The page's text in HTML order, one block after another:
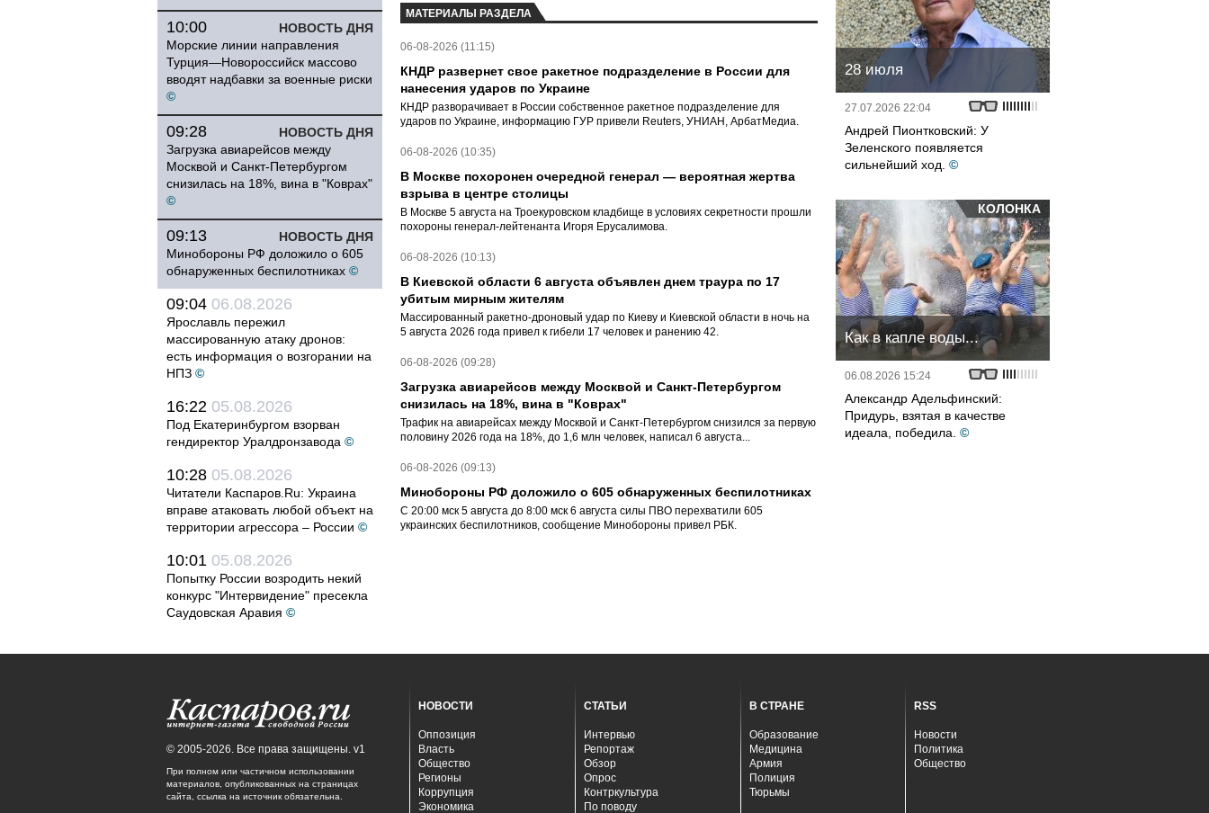
НОВОСТЬ ДНЯ
10:00
Морские линии направления
Турция—Новороссийск массово
вводят надбавки за военные риски
©
НОВОСТЬ ДНЯ
09:28
Загрузка авиарейсов между
Москвой и Санкт-Петербургом
снизилась на 18%, вина в "Коврах"
©
НОВОСТЬ ДНЯ
09:13
Минобороны РФ доложило о 605
обнаруженных беспилотниках ©
09:04 06.08.2026
Ярославль пережил
массированную атаку дронов:
есть информация о возгорании на
НПЗ ©
16:22 05.08.2026
Под Екатеринбургом взорван
гендиректор Уралдронзавода ©
10:28 05.08.2026
Читатели Каспаров.Ru: Украина
вправе атаковать любой объект на
территории агрессора – России ©
10:01 05.08.2026
Попытку России возродить некий
конкурс "Интервидение" пресекла
Саудовская Аравия ©
МАТЕРИАЛЫ РАЗДЕЛА
06-08-2026 (11:15)
КНДР развернет свое ракетное подразделение в России для
нанесения ударов по Украине
КНДР разворачивает в России собственное ракетное подразделение для
ударов по Украине, информацию ГУР привели Reuters, УНИАН, АрбатМедиа.
06-08-2026 (10:35)
В Москве похоронен очередной генерал — вероятная жертва
взрыва в центре столицы
В Москве 5 августа на Троекуровском кладбище в условиях секретности прошли
похороны генерал-лейтенанта Игоря Ерусалимова.
06-08-2026 (10:13)
В Киевской области 6 августа объявлен днем траура по 17
убитым мирным жителям
Массированный ракетно-дроновый удар по Киеву и Киевской области в ночь на
5 августа 2026 года привел к гибели 17 человек и ранению 42.
06-08-2026 (09:28)
Загрузка авиарейсов между Москвой и Санкт-Петербургом
снизилась на 18%, вина в "Коврах"
Трафик на авиарейсах между Москвой и Санкт-Петербургом снизился за первую
половину 2026 года на 18%, до 1,6 млн человек, написал 6 августа...
06-08-2026 (09:13)
Минобороны РФ доложило о 605 обнаруженных беспилотниках
С 20:00 мск 5 августа до 8:00 мск 6 августа силы ПВО перехватили 605
украинских беспилотников, сообщение Минобороны привел РБК.
28 июля
27.07.2026 22:04
Андрей Пионтковский: У
Зеленского появляется
сильнейший ход. ©
КОЛОНКА
Как в капле воды...
06.08.2026 15:24
Александр Адельфинский:
Придурь, взятая в качестве
идеала, победила. ©
© 2005-2026. Все права защищены. v1
При полном или частичном использовании
материалов, опубликованных на страницах
сайта, ссылка на источник обязательна.
НОВОСТИ
Оппозиция
Власть
Общество
Регионы
Коррупция
Экономика
СТАТЬИ
Интервью
Репортаж
Обзор
Опрос
Контркультура
По поводу
В СТРАНЕ
Образование
Медицина
Армия
Полиция
Тюрьмы
RSS
Новости
Политика
Общество